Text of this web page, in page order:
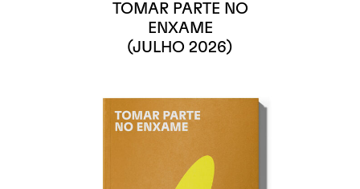
TOMAR PARTE NO
ENXAME
(JULHO 2026)